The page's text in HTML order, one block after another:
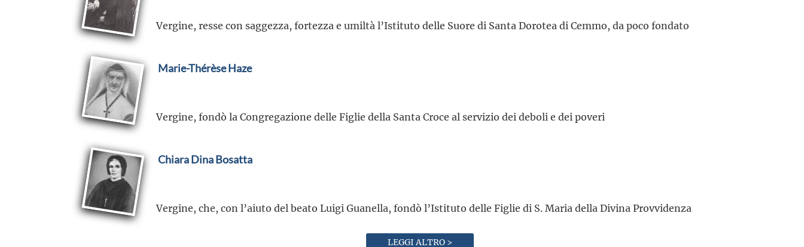
Vergine, resse con saggezza, fortezza e umiltà l’Istituto delle Suore di Santa Dorotea di Cemmo, da poco fondato
Marie-Thérèse Haze
Vergine, fondò la Congregazione delle Figlie della Santa Croce al servizio dei deboli e dei poveri
Chiara Dina Bosatta
Vergine, che, con l’aiuto del beato Luigi Guanella, fondò l’Istituto delle Figlie di S. Maria della Divina Provvidenza
LEGGI ALTRO >